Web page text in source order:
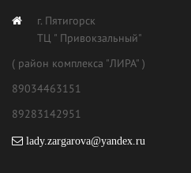
г. Пятигорск
ТЦ " Привокзальный"
( район комплекса "ЛИРА" )
89034463151
89283142951
lady.zargarova@yandex.ru